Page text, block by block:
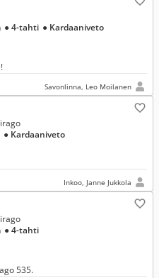
● 4-tahti ● Kardaaniveto
Savonlinna, Leo Moilanen
● Kardaaniveto
Inkoo, Janne Jukkola
● 4-tahti
535.